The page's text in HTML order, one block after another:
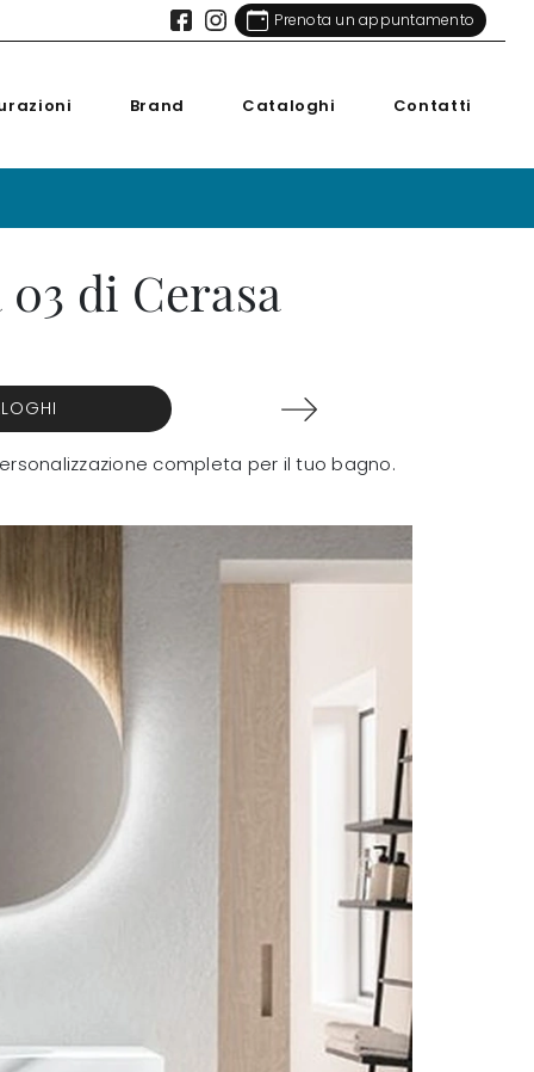
Prenota un appuntamento
Brand Cataloghi Contatti
di Cerasa
completa per il tuo bagno.